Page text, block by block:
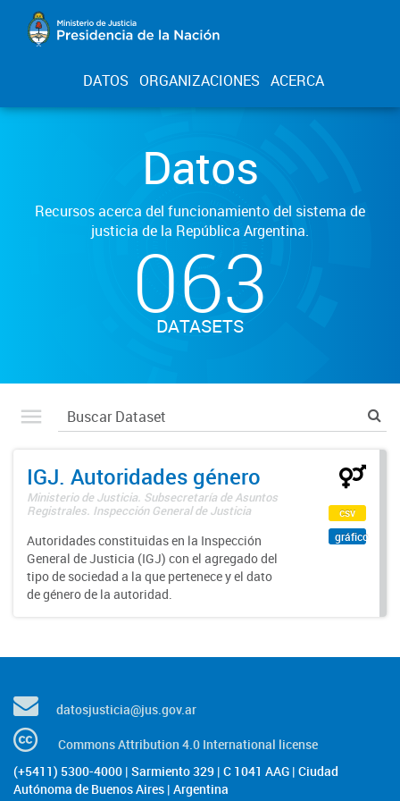
DATOS ORGANIZACIONES ACERCA
Datos
Recursos acerca del funcionamiento del sistema de
justicia de la República Argentina.
063
DATASETS
IGJ. Autoridades género
Ministerio de Justicia. Subsecretaría de Asuntos
Registrales. Inspección General de Justicia
Autoridades constituidas en la Inspección
General de Justicia (IGJ) con el agregado del
tipo de sociedad a la que pertenece y el dato
de género de la autoridad.
csv
gráfico
datosjusticia@jus.gov.ar
Commons Attribution 4.0 International license
(+5411) 5300-4000 | Sarmiento 329 | C 1041 AAG | Ciudad
Autónoma de Buenos Aires | Argentina